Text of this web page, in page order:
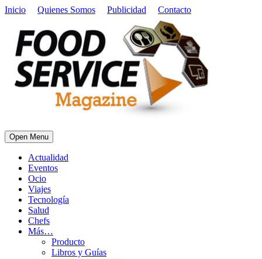
Inicio Quienes Somos Publicidad Contacto
Open Menu
Actualidad
Eventos
Ocio
Viajes
Tecnología
Salud
Chefs
Más…
Producto
Libros y Guías